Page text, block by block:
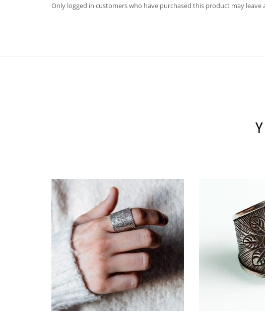
Only logged in customers who have purchased this product may leave